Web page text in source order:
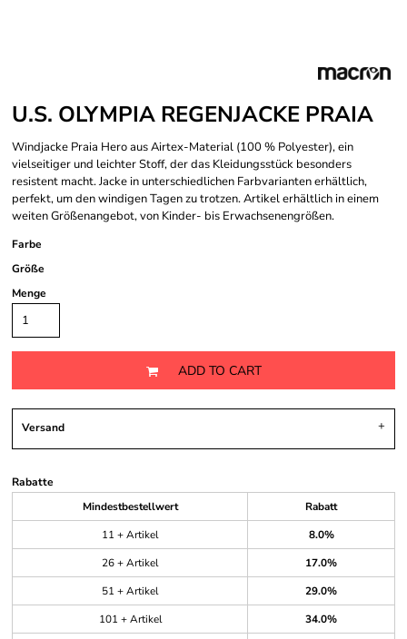
U.S. OLYMPIA REGENJACKE PRAIA
Windjacke Praia Hero aus Airtex-Material (100 % Polyester), ein
vielseitiger und leichter Stoff, der das Kleidungsstück besonders
resistent macht. Jacke in unterschiedlichen Farbvarianten erhältlich,
perfekt, um den windigen Tagen zu trotzen. Artikel erhältlich in einem
weiten Größenangebot, von Kinder- bis Erwachsenengrößen.
Farbe
Größe
Menge
ADD TO CART
Versand
Rabatte
Mindestbestellwert
Rabatt
11 + Artikel
8.0%
26 + Artikel
17.0%
51 + Artikel
29.0%
101 + Artikel
34.0%